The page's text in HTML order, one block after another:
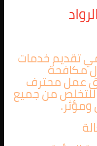
تقديم خدمات
مكافحة
عمل محترف
من جميع
ومؤثر.